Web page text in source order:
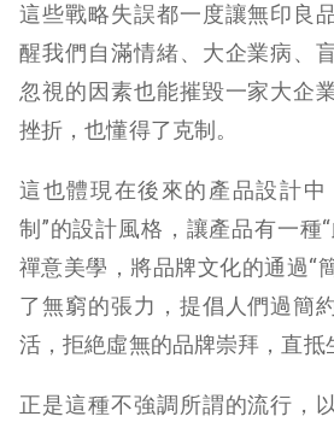
這些戰略失誤都一度讓無印良
醒我們自滿情緒、大企業病、
忽視的因素也能摧毀一家大企
挫折，也懂得了克制。
這也體現在後來的產品設計中
制”的設計風格，讓產品有一種
禪意美學，將品牌文化的通過“
了無窮的張力，提倡人們過簡
活，拒絶虛無的品牌崇拜，直抵
正是這種不強調所謂的流行，